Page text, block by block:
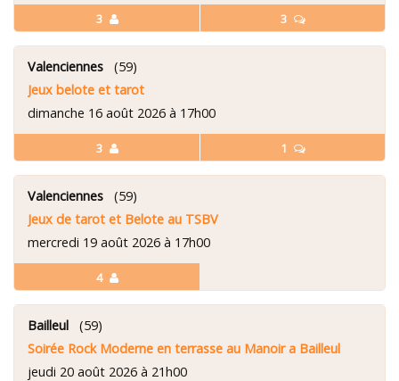
3 3
3 1
Valenciennes (59)
Jeux belote et tarot
dimanche 16 août 2026 à 17h00
4
Valenciennes (59)
Jeux de tarot et Belote au TSBV
mercredi 19 août 2026 à 17h00
Bailleul (59)
Soirée Rock Moderne en terrasse au Manoir a Bailleul
jeudi 20 août 2026 à 21h00